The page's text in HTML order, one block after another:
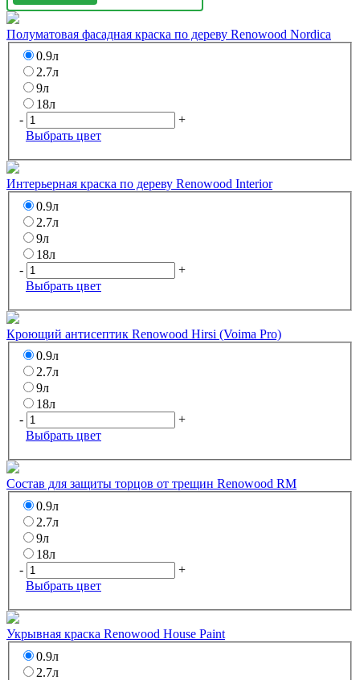
Полуматовая фасадная краска по дереву Renowood Nordica
0.9л
2.7л
9л
18л
-
+
Выбрать цвет
Интерьерная краска по дереву Renowood Interior
0.9л
2.7л
9л
18л
-
+
Выбрать цвет
Кроющий антисептик Renowood Hirsi (Voima Pro)
0.9л
2.7л
9л
18л
-
+
Выбрать цвет
Состав для защиты торцов от трещин Renowood RM
0.9л
2.7л
9л
18л
-
+
Выбрать цвет
Укрывная краска Renowood House Paint
0.9л
2.7л